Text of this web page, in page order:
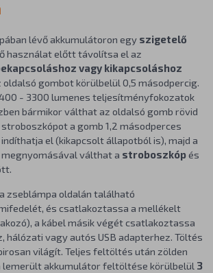
lévő akkumulátoron egy szigetelő
használat előtt távolítsa el az
vagy kikapcsoláshoz
gombot körülbelül 0,5 másodpercig.
- 3300 lumenes teljesítményfokozatok
bármikor válthat az oldalsó gomb rövid
a gomb 1,2 másodperces
el (kikapcsolt állapotból is), majd a
válthat a stroboszkópés
zseblámpa oldalán található
és csatlakoztassa a mellékelt
a kábel másik végét csatlakoztassa
hálózati vagy autós USB adapterhez. Töltés
világít. Teljes feltöltés után zölden
lemerült akkumulátor feltöltése körülbelül 3